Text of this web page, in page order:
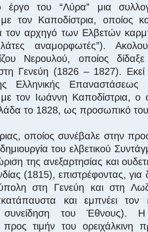
έργο του “Λύρα” μια
τον Καποδίστρια, οποίος
τον αρχηγό των Ελβετών
αναμορφωτές”).
Νερουλού, οποίος δίδαξε
στη Γενεύη (1826 – 1827).
Ελληνικής
τον Ιωάννη Καποδίστρια, ο
το 1828, ως προσωπικό
οποίος συνέβαλε στην
του ελβετικού
της ανεξαρτησίας και
(1815), επιστρέφοντας,
στη Γενεύη και στη
και εμπνέει τον
συνείδηση του Έθνους).
προς τιμήν του ορειχάλκινη